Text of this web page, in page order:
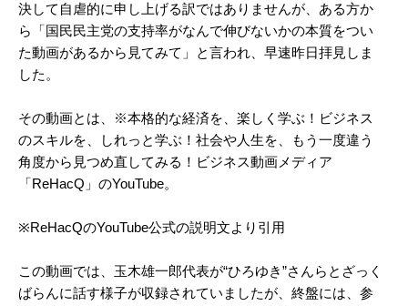
決して自虐的に申し上げる訳ではありませんが、ある方か
ら「国民民主党の支持率がなんで伸びないかの本質をつい
た動画があるから見てみて」と言われ、早速昨日拝見しま
した。
その動画とは、※本格的な経済を、楽しく学ぶ！ビジネス
のスキルを、しれっと学ぶ！社会や人生を、もう一度違う
角度から見つめ直してみる！ビジネス動画メディア
「ReHacQ」のYouTube。
※ReHacQのYouTube公式の説明文より引用
この動画では、玉木雄一郎代表が“ひろゆき”さんらとざっく
ばらんに話す様子が収録されていましたが、終盤には、参